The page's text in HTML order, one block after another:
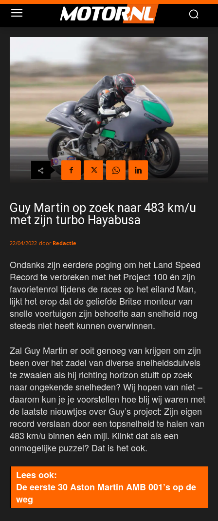
Guy Martin op zoek naar 483 km/u
met zijn turbo Hayabusa
22/04/2022 door Redactie
Ondanks zijn eerdere poging om het Land Speed
Record te verbreken met het Project 100 én zijn
favorietenrol tijdens de races op het eiland Man,
lijkt het erop dat de geliefde Britse monteur van
snelle voertuigen zijn behoefte aan snelheid nog
steeds niet heeft kunnen overwinnen.
Zal Guy Martin er ooit genoeg van krijgen om zijn
been over het zadel van diverse snelheidsduivels
te zwaaien als hij richting horizon stuift op zoek
naar ongekende snelheden? Wij hopen van niet –
daarom kun je je voorstellen hoe blij wij waren met
de laatste nieuwtjes over Guy’s project: Zijn eigen
record verslaan door een topsnelheid te halen van
483 km/u binnen één mijl. Klinkt dat als een
onmogelijke puzzel? Dat is het ook.
De eerste 30 Aston Martin AMB 001’s op de
weg